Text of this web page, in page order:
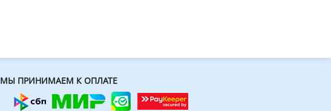
МЫ ПРИНИМАЕМ К ОПЛАТЕ